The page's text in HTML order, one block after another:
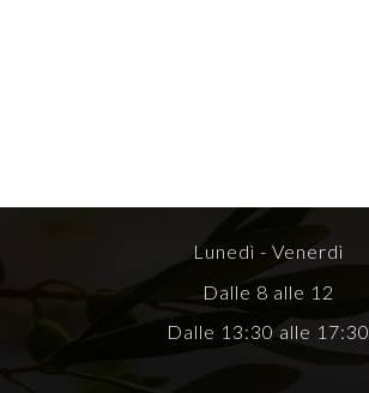
Lunedì - Venerdì
Dalle 8 alle 12
Dalle 13:30 alle 17:30